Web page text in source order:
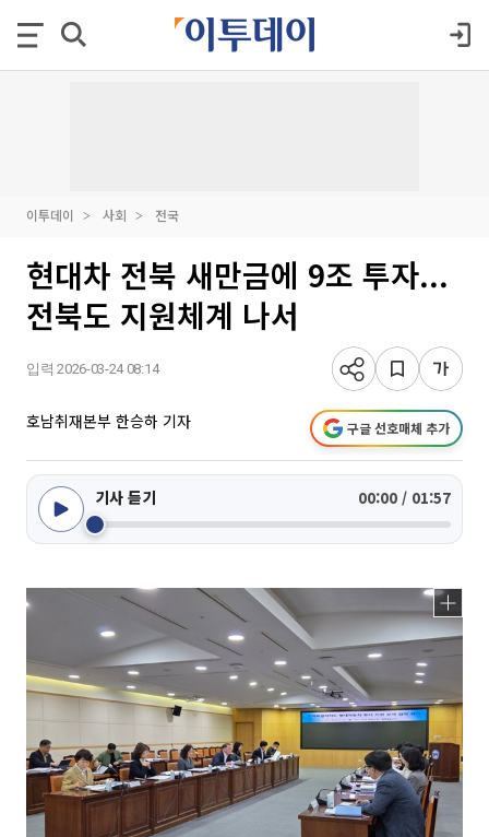
이투데이 사회 전국
현대차 전북 새만금에 9조 투자...
전북도 지원체계 나서
입력 2026-03-24 08:14
호남취재본부 한승하 기자 구글 선호매체 추가
기사 듣기 00:00 / 01:57